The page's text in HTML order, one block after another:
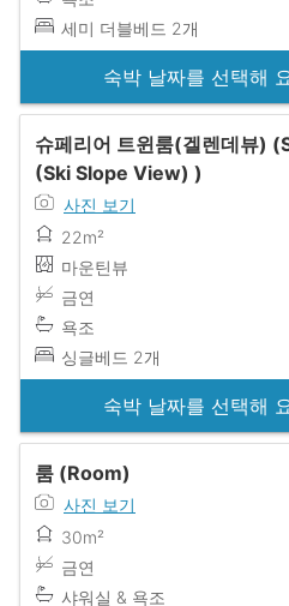
세미 더블베드 2개
숙박 날짜를 선택해
슈페리어 트윈룸(겔렌데뷰)
(Ski Slope View) )
사진 보기
22m²
마운틴뷰
금연
욕조
싱글베드 2개
숙박 날짜를 선택해
룸 (Room)
사진 보기
30m²
금연
샤워실 & 욕조